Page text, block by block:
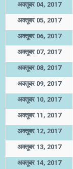
अक्तूबर 04, 2017
अक्तूबर 05, 2017
अक्तूबर 06, 2017
अक्तूबर 07, 2017
अक्तूबर 08, 2017
अक्तूबर 09, 2017
अक्तूबर 10, 2017
अक्तूबर 11, 2017
अक्तूबर 12, 2017
अक्तूबर 13, 2017
अक्तूबर 14, 2017